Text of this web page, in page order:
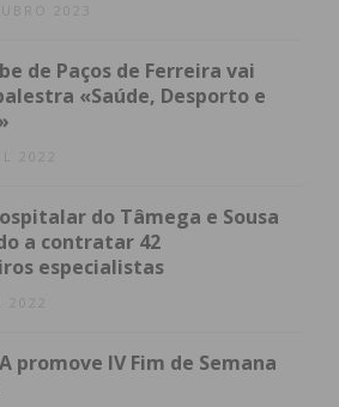
2023
de Paços de Ferreira vai
«Saúde, Desporto e
2022
do Tâmega e Sousa
a contratar 42
especialistas
2022
promove IV Fim de Semana